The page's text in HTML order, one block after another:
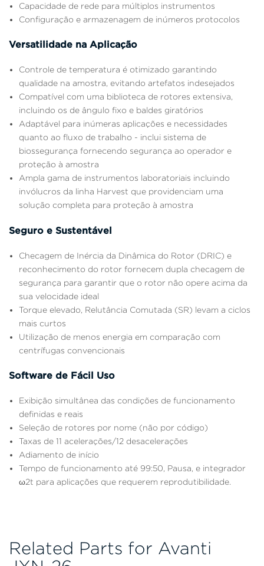
Capacidade de rede para múltiplos instrumentos
Configuração e armazenagem de inúmeros protocolos
Versatilidade na Aplicação
Controle de temperatura é otimizado garantindo
qualidade na amostra, evitando artefatos indesejados
Compatível com uma biblioteca de rotores extensiva,
incluindo os de ângulo fixo e baldes giratórios
Adaptável para inúmeras aplicações e necessidades
quanto ao fluxo de trabalho - inclui sistema de
biossegurança fornecendo segurança ao operador e
proteção à amostra
Ampla gama de instrumentos laboratoriais incluindo
invólucros da linha Harvest que providenciam uma
solução completa para proteção à amostra
Seguro e Sustentável
Checagem de Inércia da Dinâmica do Rotor (DRIC) e
reconhecimento do rotor fornecem dupla checagem de
segurança para garantir que o rotor não opere acima da
sua velocidade ideal
Torque elevado, Relutância Comutada (SR) levam a ciclos
mais curtos
Utilização de menos energia em comparação com
centrífugas convencionais
Software de Fácil Uso
Exibição simultânea das condições de funcionamento
definidas e reais
Seleção de rotores por nome (não por código)
Taxas de 11 acelerações/12 desacelerações
Adiamento de início
Tempo de funcionamento até 99:50, Pausa, e integrador
ω2t para aplicações que requerem reprodutibilidade.
Related Parts for Avanti